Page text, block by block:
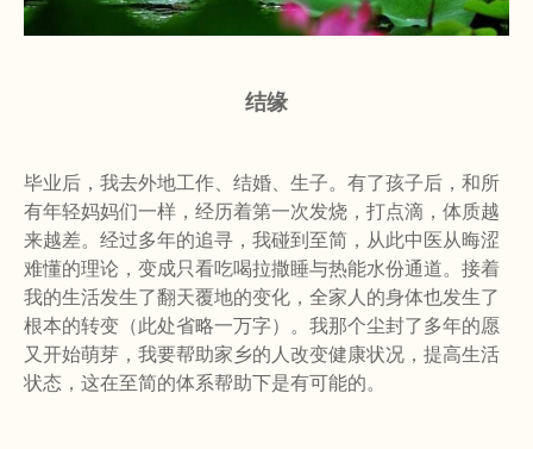
结缘
毕业后，我去外地工作、结婚、生子。有了孩子后，和所
有年轻妈妈们一样，经历着第一次发烧，打点滴，体质越
来越差。经过多年的追寻，我碰到至简，从此中医从晦涩
难懂的理论，变成只看吃喝拉撒睡与热能水份通道。接着
我的生活发生了翻天覆地的变化，全家人的身体也发生了
根本的转变（此处省略一万字）。我那个尘封了多年的愿
又开始萌芽，我要帮助家乡的人改变健康状况，提高生活
状态，这在至简的体系帮助下是有可能的。